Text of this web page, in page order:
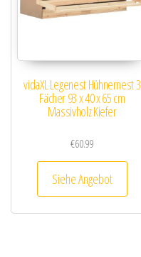
vidaXL Legenest Hühnernest 3
Fächer 93 x 40 x 65 cm
Massivholz Kiefer
€60.99
Siehe Angebot